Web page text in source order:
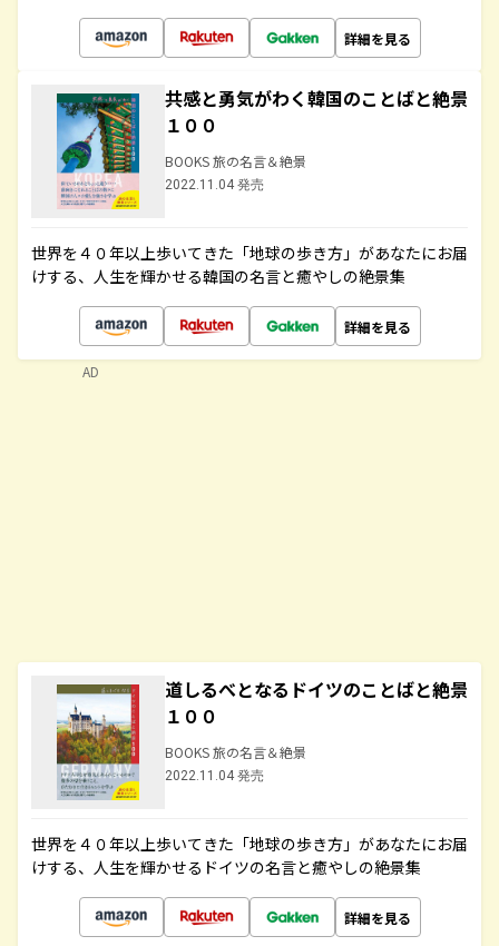
詳細を見る
共感と勇気がわく韓国のことばと絶景
１００
BOOKS 旅の名言＆絶景
2022.11.04 発売
世界を４０年以上歩いてきた「地球の歩き方」があなたにお届
けする、人生を輝かせる韓国の名言と癒やしの絶景集
詳細を見る
道しるべとなるドイツのことばと絶景
１００
BOOKS 旅の名言＆絶景
2022.11.04 発売
世界を４０年以上歩いてきた「地球の歩き方」があなたにお届
けする、人生を輝かせるドイツの名言と癒やしの絶景集
詳細を見る
AD